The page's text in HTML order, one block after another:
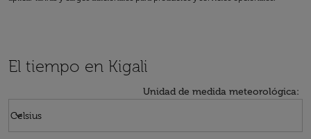
El tiempo en Kigali
Unidad de medida meteorológica:
Celsius
keyboard_arrow_down